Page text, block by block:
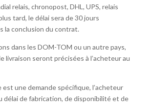
relais, chronopost, DHL, UPS, relais
tard, le délai sera de 30 jours
la conclusion du contrat.
dans les DOM-TOM ou un autre pays,
livraison seront précisées à l’acheteur au
est une demande spécifique, l’acheteur
délai de fabrication, de disponibilité et de